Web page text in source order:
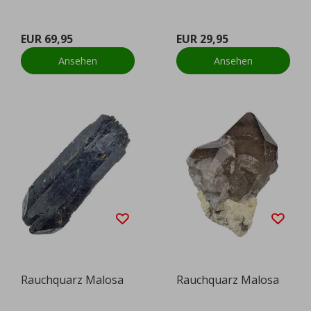
EUR 69,95
Ansehen
EUR 29,95
Ansehen
Rauchquarz Malosa Rauchquarz Malosa